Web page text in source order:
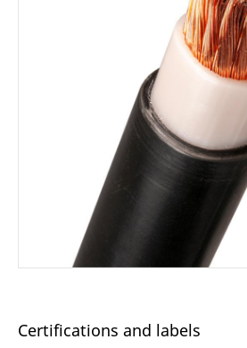
Certifications and labels